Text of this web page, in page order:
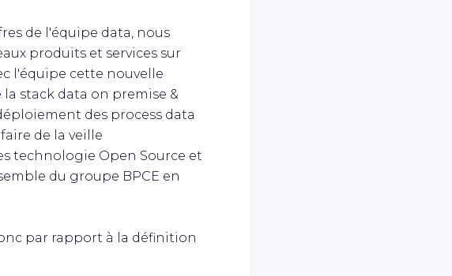
de l'équipe data, nous
produits et services sur
l'équipe cette nouvelle
stack data on premise &
des process data
de la veille
technologie Open Source et
du groupe BPCE en
par rapport à la définition